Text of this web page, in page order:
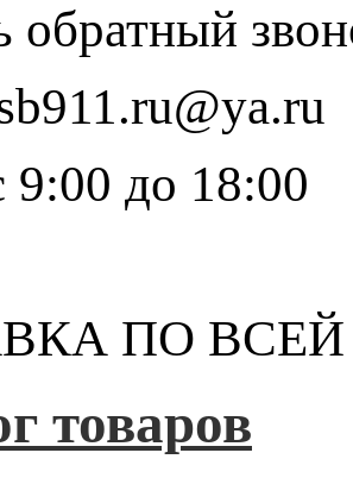
обратный
9:00 до 18:00
ПО
товаров